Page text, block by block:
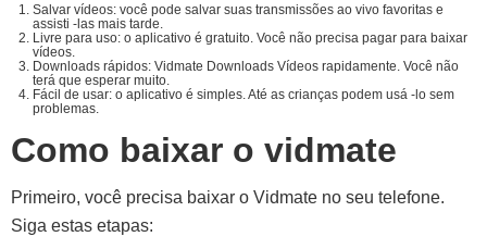
Salvar vídeos: você pode salvar suas transmissões ao vivo favoritas e
assisti -las mais tarde.
Livre para uso: o aplicativo é gratuito. Você não precisa pagar para baixar
vídeos.
Downloads rápidos: Vidmate Downloads Vídeos rapidamente. Você não
terá que esperar muito.
Fácil de usar: o aplicativo é simples. Até as crianças podem usá -lo sem
problemas.
Como baixar o vidmate
Primeiro, você precisa baixar o Vidmate no seu telefone.
Siga estas etapas: